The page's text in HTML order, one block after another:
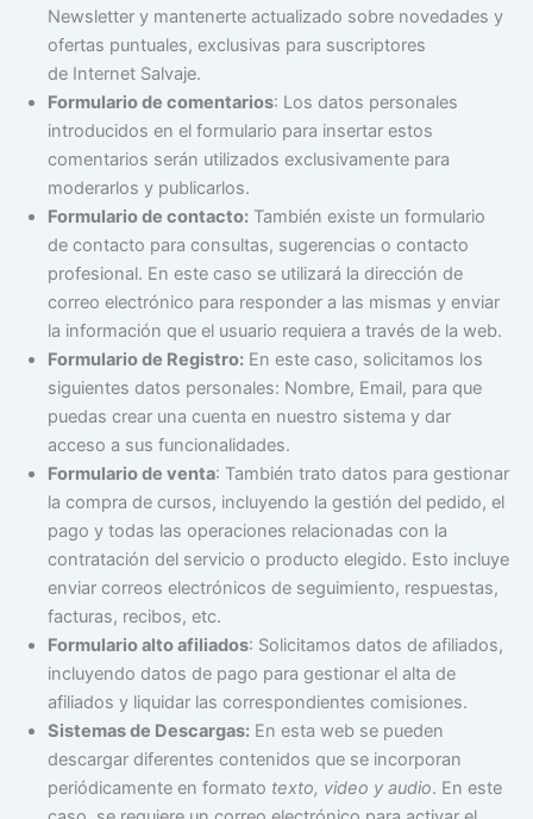
Newsletter y mantenerte actualizado sobre novedades y
ofertas puntuales, exclusivas para suscriptores
de Internet Salvaje.
Formulario de comentarios: Los datos personales
introducidos en el formulario para insertar estos
comentarios serán utilizados exclusivamente para
moderarlos y publicarlos.
Formulario de contacto: También existe un formulario
de contacto para consultas, sugerencias o contacto
profesional. En este caso se utilizará la dirección de
correo electrónico para responder a las mismas y enviar
la información que el usuario requiera a través de la web.
Formulario de Registro: En este caso, solicitamos los
siguientes datos personales: Nombre, Email, para que
puedas crear una cuenta en nuestro sistema y dar
acceso a sus funcionalidades.
Formulario de venta: También trato datos para gestionar
la compra de cursos, incluyendo la gestión del pedido, el
pago y todas las operaciones relacionadas con la
contratación del servicio o producto elegido. Esto incluye
enviar correos electrónicos de seguimiento, respuestas,
facturas, recibos, etc.
Formulario alto afiliados: Solicitamos datos de afiliados,
incluyendo datos de pago para gestionar el alta de
afiliados y liquidar las correspondientes comisiones.
Sistemas de Descargas: En esta web se pueden
descargar diferentes contenidos que se incorporan
periódicamente en formato texto, video y audio. En este